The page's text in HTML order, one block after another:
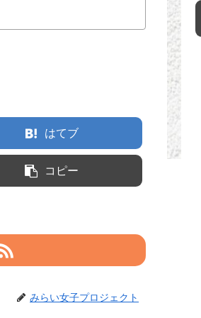
はてブ
コピー
みらい女子プロジェクト